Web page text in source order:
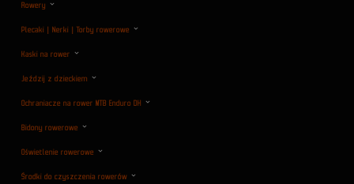
Rowery
Plecaki | Nerki | Torby rowerowe
Kaski na rower
Jeździj z dzieckiem
Ochraniacze na rower MTB Enduro DH
Bidony rowerowe
Oświetlenie rowerowe
Środki do czyszczenia rowerów